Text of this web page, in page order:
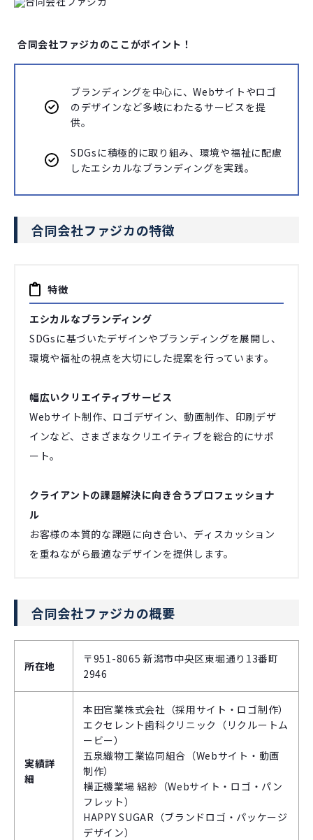
合同会社ファジカのここがポイント！
ブランディングを中心に、Webサイトやロゴ
のデザインなど多岐にわたるサービスを提
供。
SDGsに積極的に取り組み、環境や福祉に配慮
したエシカルなブランディングを実践。
合同会社ファジカの特徴
特徴
エシカルなブランディング
SDGsに基づいたデザインやブランディングを展開し、
環境や福祉の視点を大切にした提案を行っています。
幅広いクリエイティブサービス
Webサイト制作、ロゴデザイン、動画制作、印刷デザ
インなど、さまざまなクリエイティブを総合的にサポ
ート。
クライアントの課題解決に向き合うプロフェッショナ
ル
お客様の本質的な課題に向き合い、ディスカッション
を重ねながら最適なデザインを提供します。
合同会社ファジカの概要
所在地
〒951-8065 新潟市中央区東堀通り13番町
2946
実績詳
細
本田官業株式会社（採用サイト・ロゴ制作）
エクセレント歯科クリニック（リクルートム
ービー）
五泉織物工業協同組合（Webサイト・動画
制作）
横正機業場 絽紗（Webサイト・ロゴ・パン
フレット）
HAPPY SUGAR（ブランドロゴ・パッケージ
デザイン）